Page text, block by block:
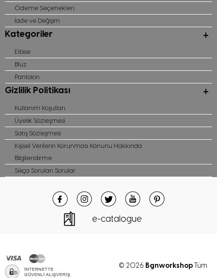
Ödeme Seçenekleri
İade ve Değişim
Kategoriler
Elbise
Bluz
Pantolon
Gizlilik Politikası
Kullanım Koşulları
Üyelik Sözleşmesi
Satış Sözleşmesi
Kişisel Verilerin Korunması Kanunu Hakkında
Bilgilendirme
Sıkça Sorulan Sorular
e-catalogue
© 2026 BgnworkshopTüm